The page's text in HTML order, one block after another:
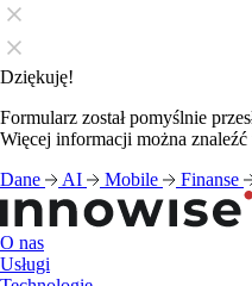
Dziękuję!
Formularz został pomyślnie
Więcej informacji można
Dane
AI Mobile Finanse
O nas
Usługi